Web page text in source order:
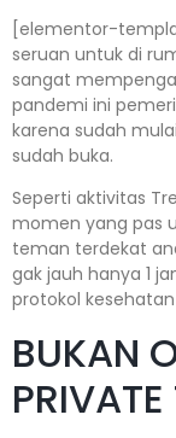
[elementor-
seruan untuk di
sangat
pandemi ini
karena sudah
sudah buka.
Seperti aktivitas
momen yang pas
teman terdekat
gak jauh hanya 1
protokol kesehatan
BUKAN
PRIVATE